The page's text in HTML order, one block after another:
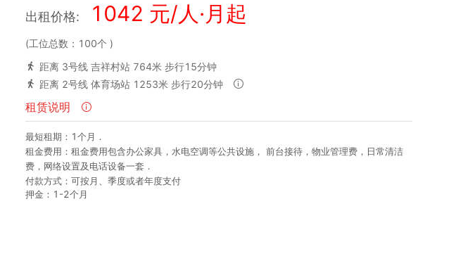
出租价格: 1042 元/人·月起
(工位总数：100个 )
距离 3号线 吉祥村站 764米 步行15分钟
距离 2号线 体育场站 1253米 步行20分钟
租赁说明
最短租期：1个月．
租金费用：租金费用包含办公家具，水电空调等公共设施， 前台接待，物业管理费，日常清洁
费，网络设置及电话设备一套．
付款方式：可按月、季度或者年度支付
押金：1-2个月